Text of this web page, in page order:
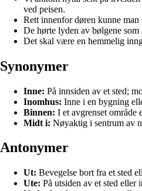
ved peisen.
Rett innenfor døren kunne man
De hørte lyden av bølgene
Det skal være en hemmelig
Synonymer
Inne: På innsiden av et sted;
Inomhus: Inne i en bygning
Binnen: I et avgrenset område
Midt i: Nøyaktig i sentrum av
Antonymer
Ut: Bevegelse bort fra et sted
Ute: På utsiden av et sted eller